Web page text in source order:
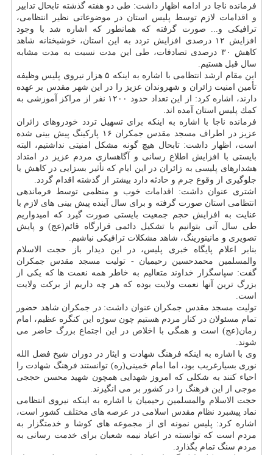
فرمانده ناجا در ادامه اظهار داشت: طی دو هفته گذشته تابحال تدابیر
و اقدامات لازم توسط پلیس استان در موضوعاتی نظیر انتظامی،
ترافیكی و... صورت گرفته كه همانطور كه اشاره شد با وجود
افزایش ۱۲ درصدی افزایش تردد به این استان، خوشبختانه شاهد
كاهش ۳۰ درصدی تصادفات، طی این مدت نسبت به مدت مشابه
سال قبل هستیم.
این مقام ارشد انتظامی با اشاره به اینكه ۵ هزار نیروی پلیس وظیفه
تأمین امنیت زائران و شهروندان عزیز را در این شهر مقدس بر عهده
دارند، اشاره كرد: از این تعداد حدود ۱۲۰۰ نفر از مراكز آموزشی به
كمك پلیس استان آمده اند.
فرمانده ناجا با اشاره به اینكه برای تسهیل تردد خودروهای زائران
عزیز در اطراف مسجد مقدس جمكران ۱۶ پاركینگ پیش بینی شده
است، اظهار داشت: تابحال هیچ گونه مشكل امنیتی نداشتیم، البته
بایستی با افزایش اطلاع رسانی و آگاهسازی مردم عزیز در امتداد
هشدارهای پلیسی به زائران در این ایام كه تأثیر بسزایی در كاهش یا
جلوگیری از وقوع جرم و حادثه دارد بیشتر از گذشته اقدام گردد.
اشتری عنوان داشت: اقدامات خوب و منظمی توسط فرماندهی
انتظامی استان صورت گرفته و برای سال آینده پیش بینی های لازم با
عنایت به افزایش حجم جمعیت بایستی صورت گیرد كه امیدواریم
طی سال آتی بتوانیم با تشكیل دائمی قرارگاه قائم(عج) و پایش
تصویری و مانیتورینگ، شاهد مشكلات ترافیكی نباشیم.
بنابر اعلام پایگاه خبری پلیس، در این دیدار باز حجت الاسلام
والمسلمین محمدحسین رحیمیان - تولیت مسجد مقدس جمكران
گفت: سپاسگزار خداوند متعالیم به خاطر همه نعمت ها كه یكی از
بزرگ ترین آنها نعمت ولایت بوده كه هر چه داریم از بركت ولایت
است.
تولیت مسجد مقدس جمكران عنوان داشت: در جمكران شاهد حضور
تمام مسئولان در كنار مردم هستیم چون سوژه این كنگره عظیم، امام
زمان(عج) است و همگی با اخلاص در این اجتماع بزرگ حاضر می
شوند.
وی با اشاره به اینكه فرهنگ شهادت و ایثار در دوران شیخ فضل الله
نوری بسیارغریب بود، اما امام خمینی(ره) توانستند فرهنگ شهادت را
احیاء كنند به شكلی كه امروز شهدایی همچون شهید محسن حججی
موجی از این فرهنگ را در كشور بر می انگیزند.
حجت الاسلام والمسلمین رحیمیان با اشاره به اینكه نیروی انتظامی
نماد پیشبرد نظام مقدس اسلامی در عرصه های مختلف كشور است،
اشاره كرد: پلیس نمونه ای از مجموعه های كوشا و خدمتگزار به
مردم است كه توانسته در اعیاد نیمه شعبان برای خدمت رسانی به
مردم سنگ تمام بگذارد.